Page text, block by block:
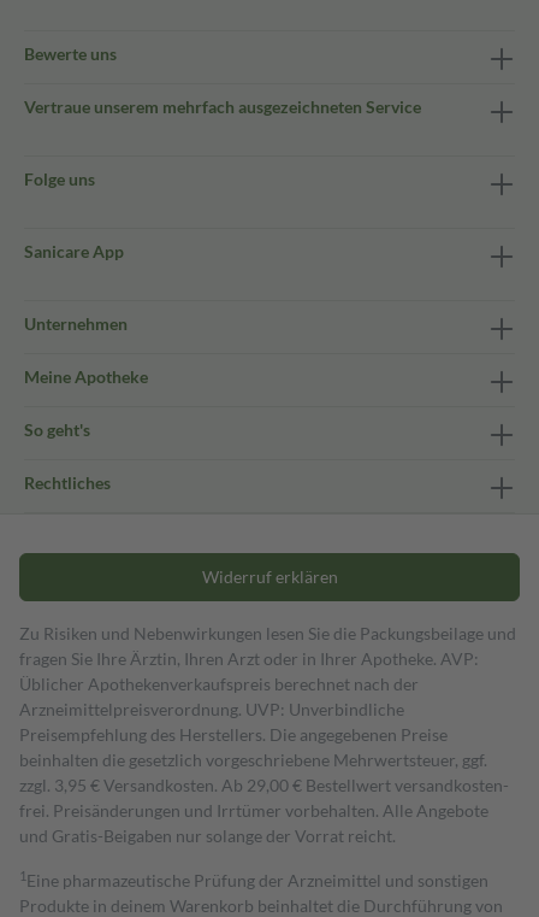
Bewerte uns
Vertraue unserem mehrfach ausgezeichneten Service
Folge uns
Sanicare App
Unternehmen
Meine Apotheke
So geht's
Rechtliches
Widerruf erklären
Zu Risiken und Nebenwirkungen lesen Sie die Packungsbeilage und
fragen Sie Ihre Ärztin, Ihren Arzt oder in Ihrer Apotheke. AVP:
Üblicher Apothekenverkaufspreis berechnet nach der
Arzneimittelpreisverordnung. UVP: Unverbindliche
Preisempfehlung des Herstellers. Die angegebenen Preise
beinhalten die gesetzlich vorgeschriebene Mehrwertsteuer, ggf.
zzgl. 3,95 € Versandkosten. Ab 29,00 € Bestell­wert versand­kosten­
frei. Preisänderungen und Irrtümer vorbehalten. Alle Angebote
und Gratis-Beigaben nur solange der Vorrat reicht.
1 Eine pharmazeutische Prüfung der Arzneimittel und sonstigen
Produkte in deinem Warenkorb beinhaltet die Durchführung von